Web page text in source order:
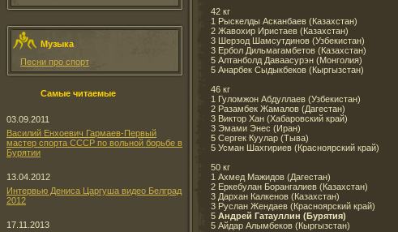
Музыка
Песни про спорт
Самые читаемые
03.09.2011
Василий Енхоевич Гармаев-Первый
мастер спорта СССР по вольной борьбе в
Бурятии
13.04.2012
Интервью Дениса Царгуша видео Белград
2012
17.11.2013
42 кг
1 Рыскелды Асканбаев (Казахстан)
2 Жавохир Иристаев (Казахстан)
3 Шерзод Шамсутдинов (Узбекистан)
3 Ербол Дильмагамбетов (Казахстан)
5 Алтанболд Даваасурэн (Монголия)
5 Анарбек Сыдыкбеков (Кыргызстан)
46 кг
1 Гуломжон Абдуллаев (Узбекистан)
2 Разамбек Жамалов (Дагестан)
3 Виктор Хан (Хабаровский край)
3 Эмами Энес (Иран)
5 Сергек Куулар (Тыва)
5 Усман Шахгириев (Красноярский край)
50 кг
1 Ахмед Мажидов (Дагестан)
2 Еркебулан Борангалиев (Казахстан)
3 Дархан Калкенов (Казахстан)
3 Руслан Жендаев (Красноярский край)
5 Андрей Гатауллин (Бурятия)
5 Айдар Алымбеков (Кыргызстан)